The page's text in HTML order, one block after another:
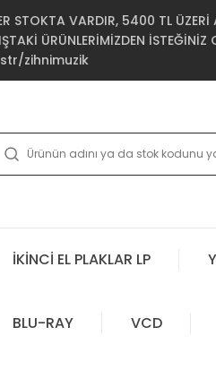
STOKTA VARDIR, 5400 TL ÜZERİ
ÜRÜNLERİMİZDEN İSTEĞİNİZ
zihnimuzik
İKİNCİ EL PLAKLAR LP
BLU-RAY VCD